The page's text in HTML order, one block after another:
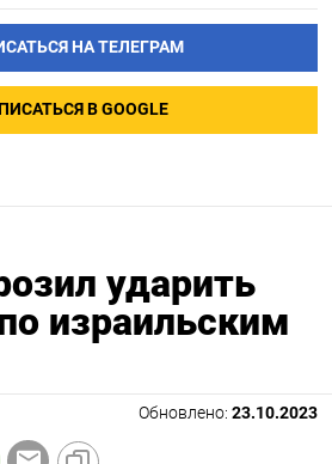
НА ТЕЛЕГРАМ
В GOOGLE
ударить
израильским
Обновлено: 23.10.2023